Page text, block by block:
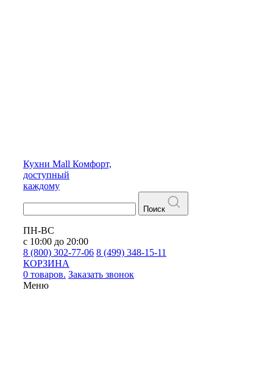
Кухни Mall Комфорт,
доступный
каждому
Поиск
ПН-ВС
с 10:00 до 20:00
8 (800) 302-77-06 8 (499) 348-15-11
КОРЗИНА
0 товаров. Заказать звонок
Меню